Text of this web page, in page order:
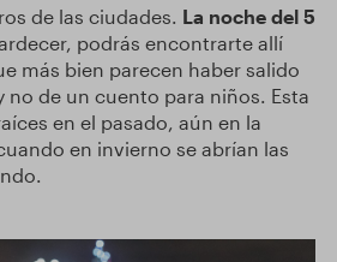
de las ciudades. La noche del 5
podrás encontrarte allí
más bien parecen haber salido
no de un cuento para niños. Esta
en el pasado, aún en la
en invierno se abrían las